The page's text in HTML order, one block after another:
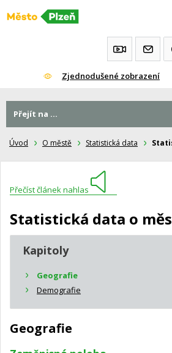
Přeskočit
Zjednodušené zobrazení
Úvod O městě Statistická data
Přečíst článek nahlas
Statistická data o
Kapitoly
Geografie
Demografie
Geografie
Přejít na ...